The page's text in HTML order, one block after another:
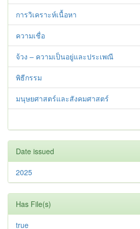
การวิเคราะห์เนื้อหา
ความเชื่อ
จ้วง – ความเป็นอยู่และประเพณี
พิธีกรรม
มนุษยศาสตร์และสังคมศาสตร์
Date issued
2025
Has File(s)
true